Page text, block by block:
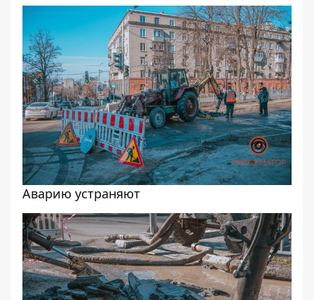
Аварию устраняют